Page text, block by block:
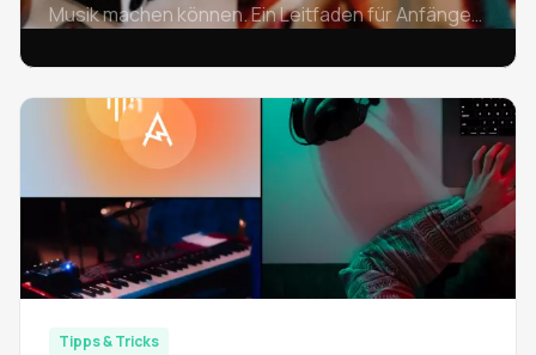
Musik machen können. Ein Leitfaden für Anfänger
Komponieren von Melodien und wie man zu Hause
Musik machen kann - kostenlos.
Tipps & Tricks